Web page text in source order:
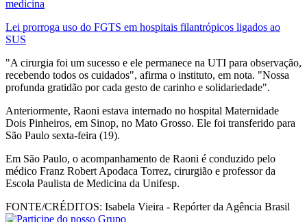
medicina
Lei prorroga uso do FGTS em hospitais filantrópicos ligados ao
SUS
"A cirurgia foi um sucesso e ele permanece na UTI para observação,
recebendo todos os cuidados", afirma o instituto, em nota. "Nossa
profunda gratidão por cada gesto de carinho e solidariedade".
Anteriormente, Raoni estava internado no hospital Maternidade
Dois Pinheiros, em Sinop, no Mato Grosso. Ele foi transferido para
São Paulo sexta-feira (19).
Em São Paulo, o acompanhamento de Raoni é conduzido pelo
médico Franz Robert Apodaca Torrez, cirurgião e professor da
Escola Paulista de Medicina da Unifesp.
FONTE/CRÉDITOS: Isabela Vieira - Repórter da Agência Brasil